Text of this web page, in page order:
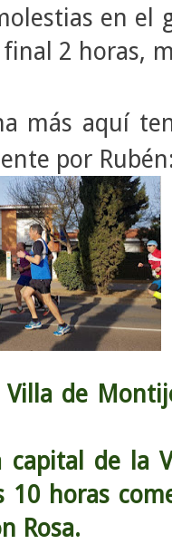
en el
2 horas,
más aquí
por
de
de la
horas
Rosa.